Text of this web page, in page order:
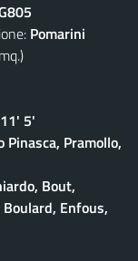
Pomarini
5'
Pinasca, Pramollo,
Bout,
Enfous,